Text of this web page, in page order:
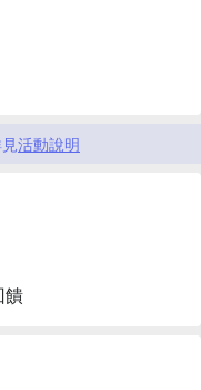
活動說明
饋